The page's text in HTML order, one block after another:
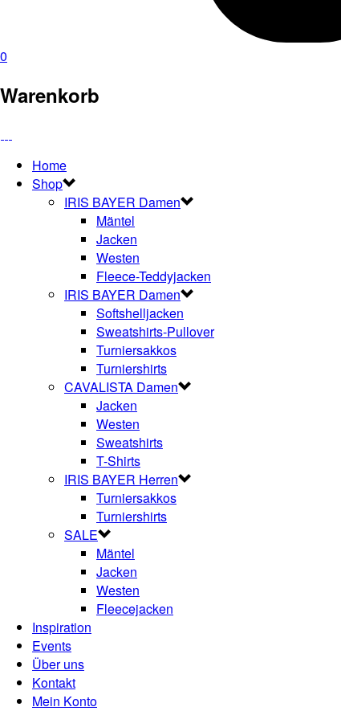
0
Warenkorb
Home
Shop
IRIS BAYER Damen
Mäntel
Jacken
Westen
Fleece-Teddyjacken
IRIS BAYER Damen
Softshelljacken
Sweatshirts-Pullover
Turniersakkos
Turniershirts
CAVALISTA Damen
Jacken
Westen
Sweatshirts
T-Shirts
IRIS BAYER Herren
Turniersakkos
Turniershirts
SALE
Mäntel
Jacken
Westen
Fleecejacken
Inspiration
Events
Über uns
Kontakt
Mein Konto